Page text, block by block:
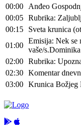
00:00
Anđeo
00:05 Rubrika:
00:15
Sveta krunica
01:00
Emisija: Nek se
vaše/
02:00 Rubrika:
02:30 Komentar
03:00 Krunica Božjeg